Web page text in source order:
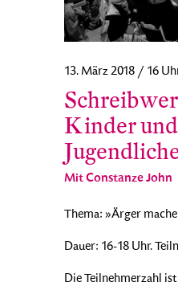
13. März 2018 / 16
Kinder und
Mit Constanze John
Thema: »Ärger
Dauer: 16-18 Uhr.